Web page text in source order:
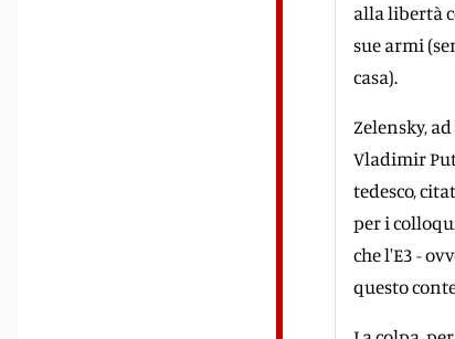
alla libertà
sue armi
casa).
Zelensky,
Vladimir
tedesco,
per i
che l'E3 -
questo